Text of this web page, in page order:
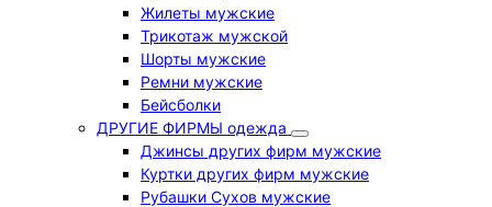
Жилеты мужские
Трикотаж мужской
Шорты мужские
Ремни мужские
Бейсболки
ДРУГИЕ ФИРМЫ одежда
Джинсы других фирм мужские
Куртки других фирм мужские
Рубашки Сухов мужские